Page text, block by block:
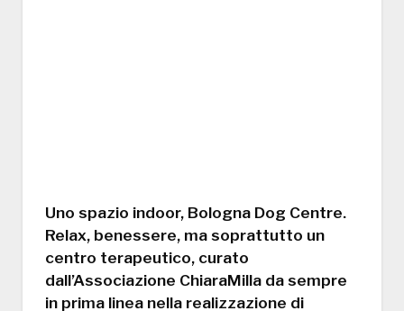
Uno spazio indoor, Bologna Dog Centre.
Relax, benessere, ma soprattutto un
centro terapeutico, curato
dall’Associazione ChiaraMilla da sempre
in prima linea nella realizzazione di